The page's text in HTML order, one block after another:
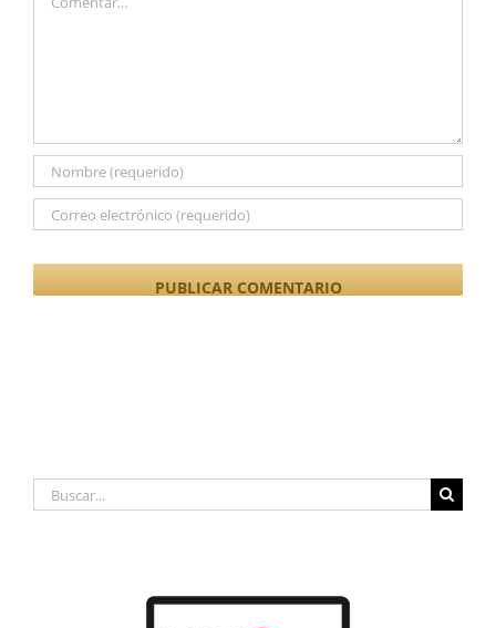
Buscar: